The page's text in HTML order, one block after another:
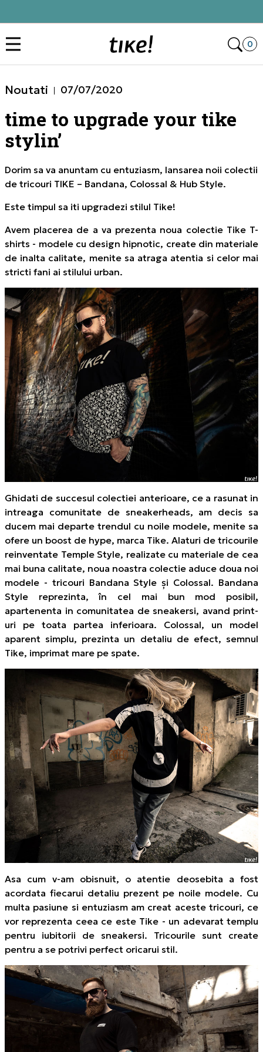
0
Noutati 07/07/2020
time to upgrade your tike
stylin’
Dorim sa va anuntam cu entuziasm, lansarea noii colectii
de tricouri TIKE – Bandana, Colossal & Hub Style.
Este timpul sa iti upgradezi stilul Tike!
Avem placerea de a va prezenta noua colectie Tike T-
shirts - modele cu design hipnotic, create din materiale
de inalta calitate, menite sa atraga atentia si celor mai
stricti fani ai stilului urban.
Ghidati de succesul colectiei anterioare, ce a rasunat in
intreaga comunitate de sneakerheads, am decis sa
ducem mai departe trendul cu noile modele, menite sa
ofere un boost de hype, marca Tike. Alaturi de tricourile
reinventate Temple Style, realizate cu materiale de cea
mai buna calitate, noua noastra colectie aduce doua noi
modele - tricouri Bandana Style și Colossal. Bandana
Style reprezinta, în cel mai bun mod posibil,
apartenenta in comunitatea de sneakersi, avand print-
uri pe toata partea inferioara. Colossal, un model
aparent simplu, prezinta un detaliu de efect, semnul
Tike, imprimat mare pe spate.
Asa cum v-am obisnuit, o atentie deosebita a fost
acordata fiecarui detaliu prezent pe noile modele. Cu
multa pasiune si entuziasm am creat aceste tricouri, ce
vor reprezenta ceea ce este Tike - un adevarat templu
pentru iubitorii de sneakersi. Tricourile sunt create
pentru a se potrivi perfect oricarui stil.